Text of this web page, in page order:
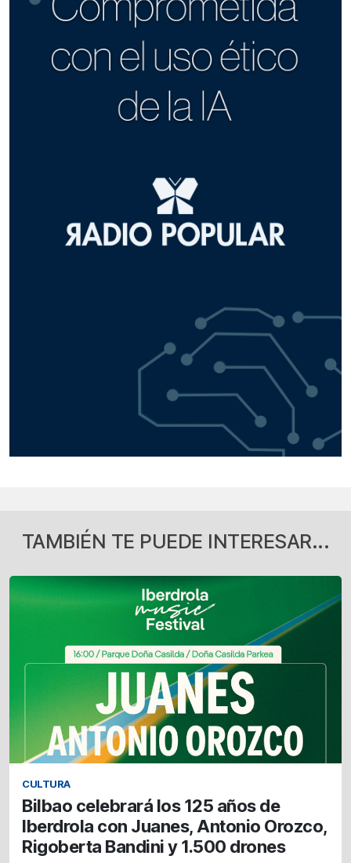
TAMBIÉN TE PUEDE INTERESAR...
CULTURA
Bilbao celebrará los 125 años de
Iberdrola con Juanes, Antonio Orozco,
Rigoberta Bandini y 1.500 drones